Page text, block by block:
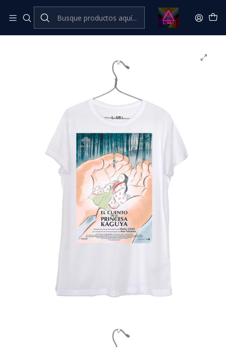
Inicio Catálogo Classic Cine Series y TV Classic
El cuento de la princesa Kaguya #1